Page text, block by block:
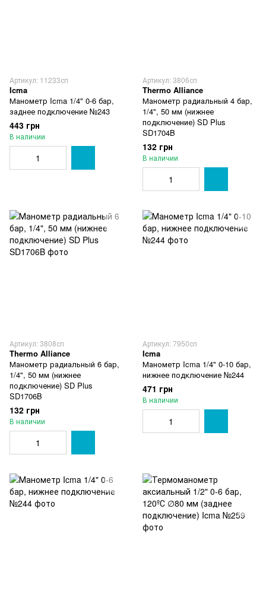
Артикул: 11233сп
Icma
Манометр Icma 1/4" 0-6 бар,
заднее подключение №243
443 грн
В наличии
Артикул: 3806сп
Thermo Alliance
Манометр радиальный 4 бар,
1/4", 50 мм (нижнее
подключение) SD Plus
SD1704B
132 грн
В наличии
Артикул: 3808сп
Thermo Alliance
Манометр радиальный 6 бар,
1/4", 50 мм (нижнее
подключение) SD Plus
SD1706B
132 грн
В наличии
Артикул: 7950сп
Icma
Манометр Icma 1/4" 0-10 бар,
нижнее подключение №244
471 грн
В наличии